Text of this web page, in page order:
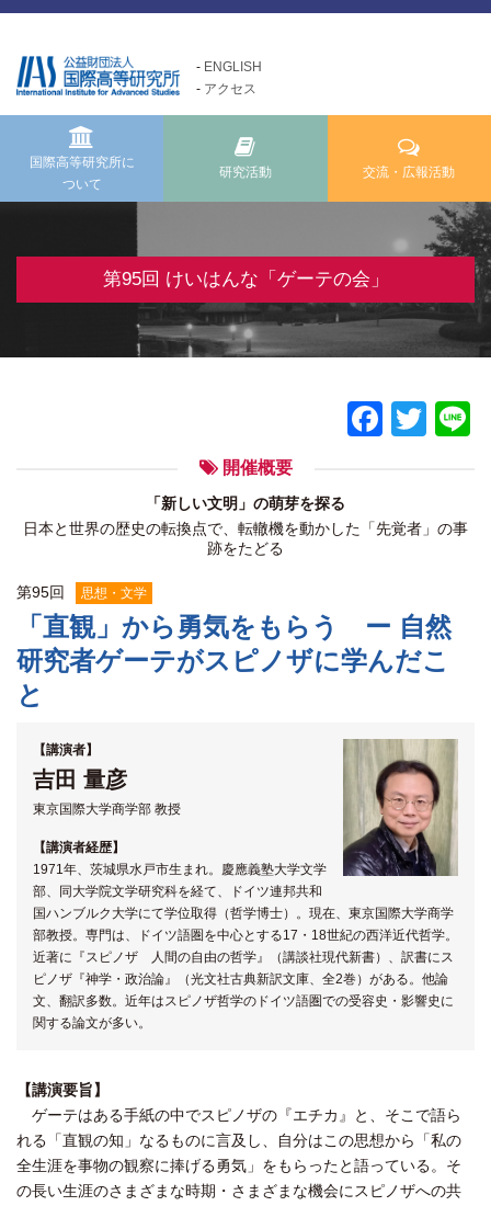
ENGLISH
アクセス
国際高等研究所に
ついて
研究活動 交流・広報活動
About us
国際高等研究所についてTOP
基本理念・ミッション
設立経緯・歩み
組織・運営について
Research Activities
研究活動TOP
公募研究・その他の研究
Exchange and Public
Relations Activities
けいはんな「meta鼎談」
けいはんな「市民懇談」
IIAS塾ジュニアセミナー
関係機関との連携
第95回 けいはんな「ゲーテの会」
開催概要
「新しい文明」の萌芽を探る
日本と世界の歴史の転換点で、転轍機を動かした「先覚者」の事
跡をたどる
第95回 思想・文学
「直観」から勇気をもらう ー 自然
研究者ゲーテがスピノザに学んだこ
と
【講演者】
吉田 量彦
東京国際大学商学部 教授
【講演者経歴】
1971年、茨城県水戸市生まれ。慶應義塾大学文学
部、同大学院文学研究科を経て、ドイツ連邦共和
国ハンブルク大学にて学位取得（哲学博士）。現在、東京国際大学商学
部教授。専門は、ドイツ語圏を中心とする17・18世紀の西洋近代哲学。
近著に『スピノザ 人間の自由の哲学』（講談社現代新書）、訳書にス
ピノザ『神学・政治論』（光文社古典新訳文庫、全2巻）がある。他論
文、翻訳多数。近年はスピノザ哲学のドイツ語圏での受容史・影響史に
関する論文が多い。
【講演要旨】
ゲーテはある手紙の中でスピノザの『エチカ』と、そこで語ら
れる「直観の知」なるものに言及し、自分はこの思想から「私の
全生涯を事物の観察に捧げる勇気」をもらったと語っている。そ
の長い生涯のさまざまな時期・さまざまな機会にスピノザへの共